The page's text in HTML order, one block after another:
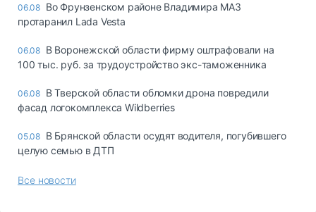
06.08 Во Фрунзенском районе Владимира МАЗ
протаранил Lada Vesta
06.08 В Воронежской области фирму оштрафовали на
100 тыс. руб. за трудоустройство экс-таможенника
06.08 В Тверской области обломки дрона повредили
фасад логокомплекса Wildberries
05.08 В Брянской области осудят водителя, погубившего
целую семью в ДТП
Все новости